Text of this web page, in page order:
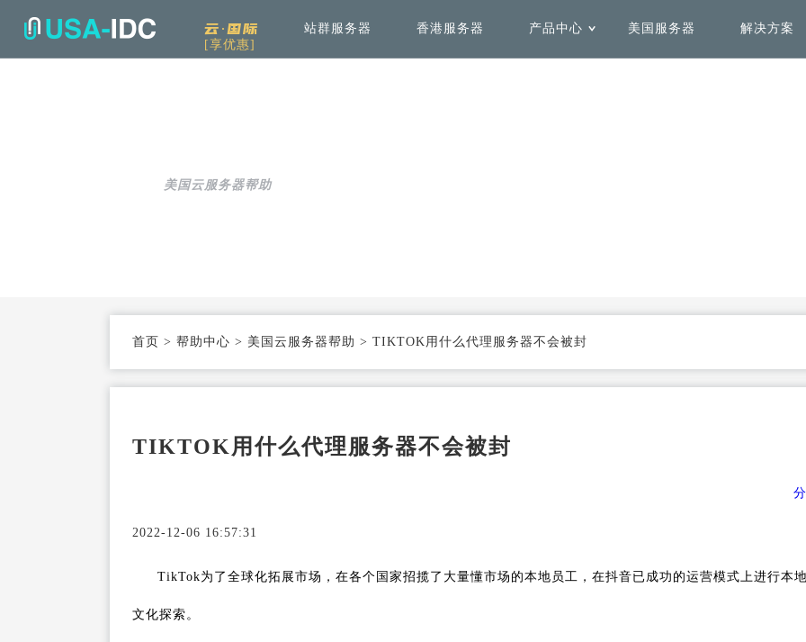
云·国际
[享优惠]
站群服务器 香港服务器 产品中心
云服务器 Openstack KVM架构
法国服务器 英国服务器
TikTok跨境电商
美国服务器 解决方案
同时保证安全和灵活性，优化
美国云服务器帮助
首页 > 帮助中心 > 美国云服务器帮助 > TIKTOK用什么代理服务器不会被封
TIKTOK用什么代理服务器不会被封
2022-12-06 16:57:31
TikTok为了全球化拓展市场，在各个国家招揽了大量懂市场的本地员工，在抖音已成功的运营模式上进行本
文化探索。